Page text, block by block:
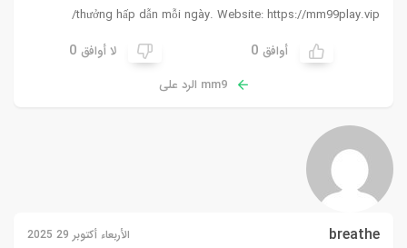
thưởng hấp dẫn mỗi ngày. Website:https://mm99play.vip/
أوافق 0 لا أوافق 0
mm9 الرد على
breathe الأربعاء أكتوبر 29 2025